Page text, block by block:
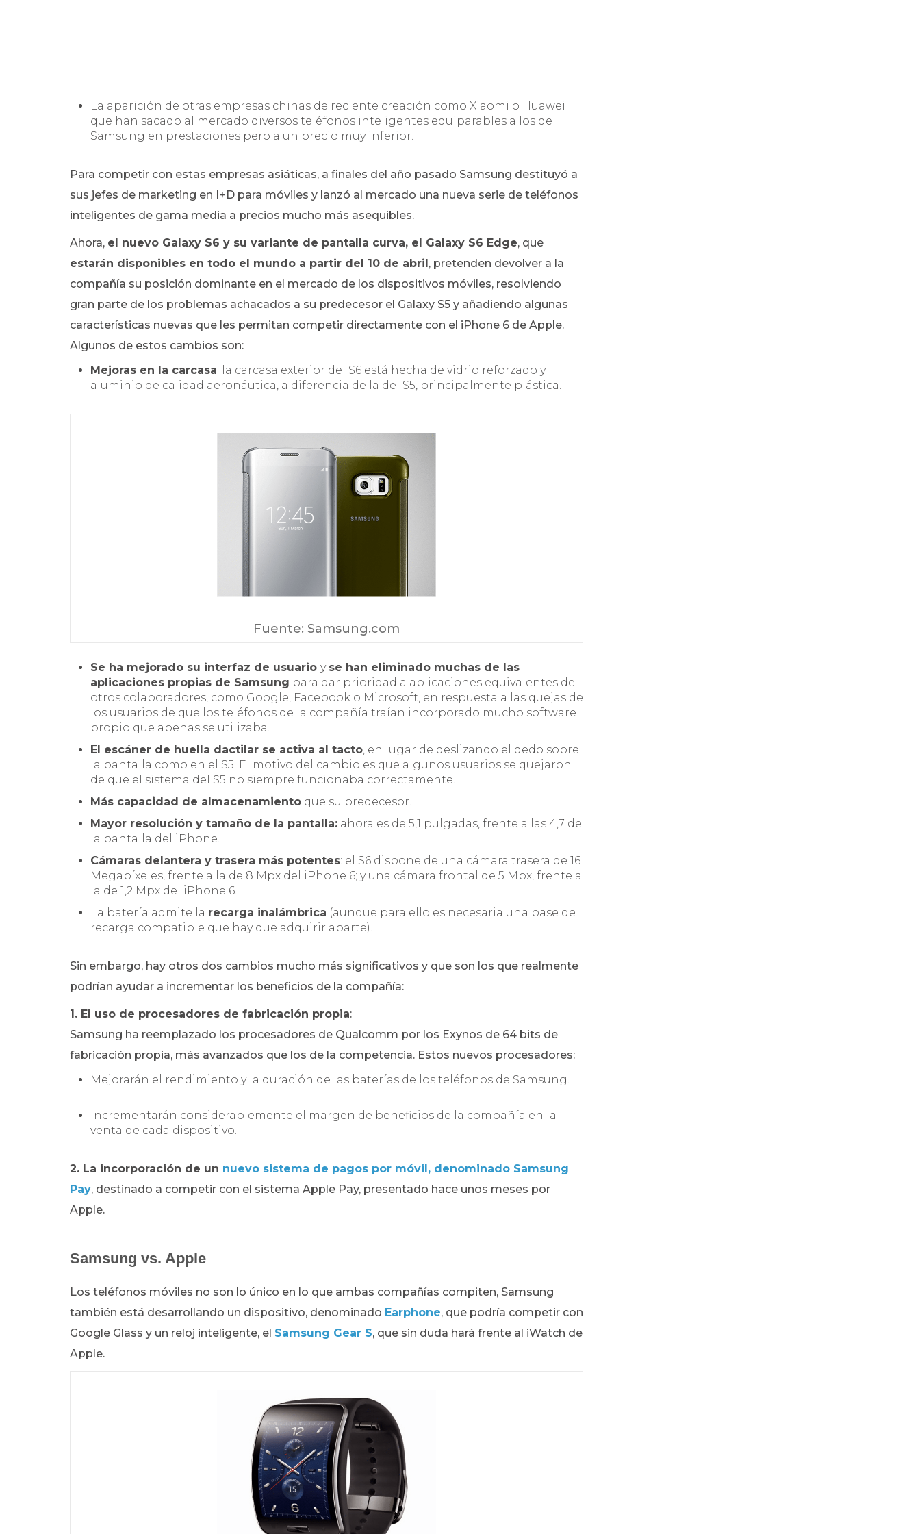
La aparición de otras empresas chinas de reciente creación como Xiaomi o Huawei
que han sacado al mercado diversos teléfonos inteligentes equiparables a los de
Samsung en prestaciones pero a un precio muy inferior.
Para competir con estas empresas asiáticas, a finales del año pasado Samsung destituyó a
sus jefes de marketing en I+D para móviles y lanzó al mercado una nueva serie de teléfonos
inteligentes de gama media a precios mucho más asequibles.
Ahora, el nuevo Galaxy S6 y su variante de pantalla curva, el Galaxy S6 Edge, que
estarán disponibles en todo el mundo a partir del 10 de abril, pretenden devolver a la
compañía su posición dominante en el mercado de los dispositivos móviles, resolviendo
gran parte de los problemas achacados a su predecesor el Galaxy S5 y añadiendo algunas
características nuevas que les permitan competir directamente con el iPhone 6 de Apple.
Algunos de estos cambios son:
Mejoras en la carcasa: la carcasa exterior del S6 está hecha de vidrio reforzado y
aluminio de calidad aeronáutica, a diferencia de la del S5, principalmente plástica.
Fuente: Samsung.com
Se ha mejorado su interfaz de usuario y se han eliminado muchas de las
aplicaciones propias de Samsung para dar prioridad a aplicaciones equivalentes de
otros colaboradores, como Google, Facebook o Microsoft, en respuesta a las quejas de
los usuarios de que los teléfonos de la compañía traían incorporado mucho software
propio que apenas se utilizaba.
El escáner de huella dactilar se activa al tacto, en lugar de deslizando el dedo sobre
la pantalla como en el S5. El motivo del cambio es que algunos usuarios se quejaron
de que el sistema del S5 no siempre funcionaba correctamente.
Más capacidad de almacenamiento que su predecesor.
Mayor resolución y tamaño de la pantalla: ahora es de 5,1 pulgadas, frente a las 4,7 de
la pantalla del iPhone.
Cámaras delantera y trasera más potentes: el S6 dispone de una cámara trasera de 16
Megapíxeles, frente a la de 8 Mpx del iPhone 6; y una cámara frontal de 5 Mpx, frente a
la de 1,2 Mpx del iPhone 6.
La batería admite la recarga inalámbrica (aunque para ello es necesaria una base de
recarga compatible que hay que adquirir aparte).
Sin embargo, hay otros dos cambios mucho más significativos y que son los que realmente
podrían ayudar a incrementar los beneficios de la compañía:
1. El uso de procesadores de fabricación propia:
Samsung ha reemplazado los procesadores de Qualcomm por los Exynos de 64 bits de
fabricación propia, más avanzados que los de la competencia. Estos nuevos procesadores:
Mejorarán el rendimiento y la duración de las baterías de los teléfonos de Samsung.
Incrementarán considerablemente el margen de beneficios de la compañía en la
venta de cada dispositivo.
2. La incorporación de un nuevo sistema de pagos por móvil, denominado Samsung
Pay, destinado a competir con el sistema Apple Pay, presentado hace unos meses por
Apple.
Samsung vs. Apple
Los teléfonos móviles no son lo único en lo que ambas compañías compiten, Samsung
también está desarrollando un dispositivo, denominado Earphone, que podría competir con
Google Glass y un reloj inteligente, el Samsung Gear S, que sin duda hará frente al iWatch de
Apple.